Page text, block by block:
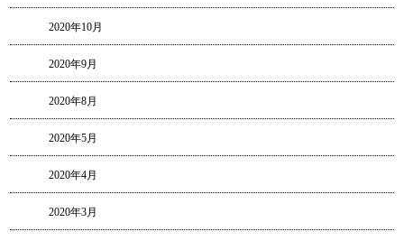
2020年10月
2020年9月
2020年8月
2020年5月
2020年4月
2020年3月